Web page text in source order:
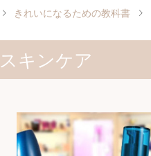
きれいになるための教科書
スキンケア